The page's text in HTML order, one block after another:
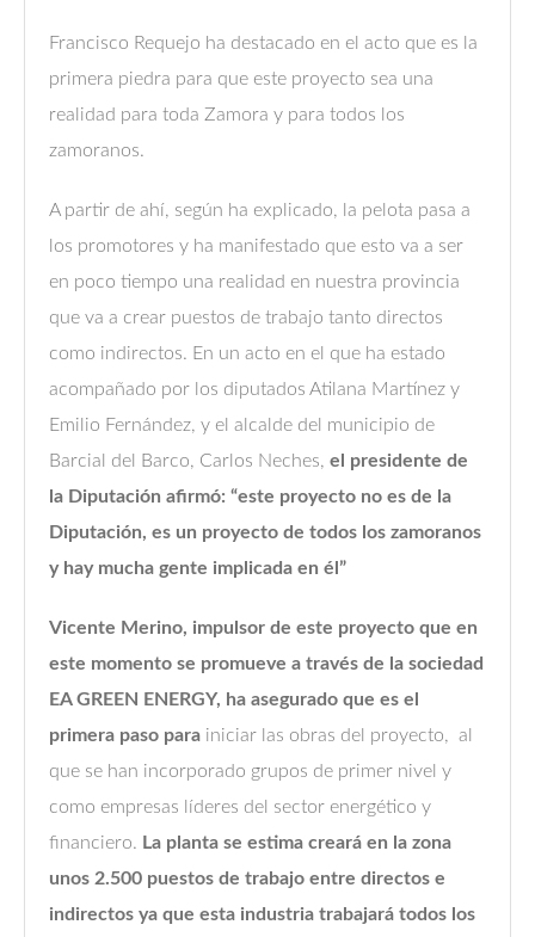
Francisco Requejo ha destacado en el acto que es la
primera piedra para que este proyecto sea una
realidad para toda Zamora y para todos los
zamoranos.
A partir de ahí, según ha explicado, la pelota pasa a
los promotores y ha manifestado que esto va a ser
en poco tiempo una realidad en nuestra provincia
que va a crear puestos de trabajo tanto directos
como indirectos. En un acto en el que ha estado
acompañado por los diputados Atilana Martínez y
Emilio Fernández, y el alcalde del municipio de
Barcial del Barco, Carlos Neches, el presidente de
la Diputación afirmó: “este proyecto no es de la
Diputación, es un proyecto de todos los zamoranos
y hay mucha gente implicada en él”
Vicente Merino, impulsor de este proyecto que en
este momento se promueve a través de la sociedad
EA GREEN ENERGY, ha asegurado que es el
primera paso para iniciar las obras del proyecto, al
que se han incorporado grupos de primer nivel y
como empresas líderes del sector energético y
financiero. La planta se estima creará en la zona
unos 2.500 puestos de trabajo entre directos e
indirectos ya que esta industria trabajará todos los